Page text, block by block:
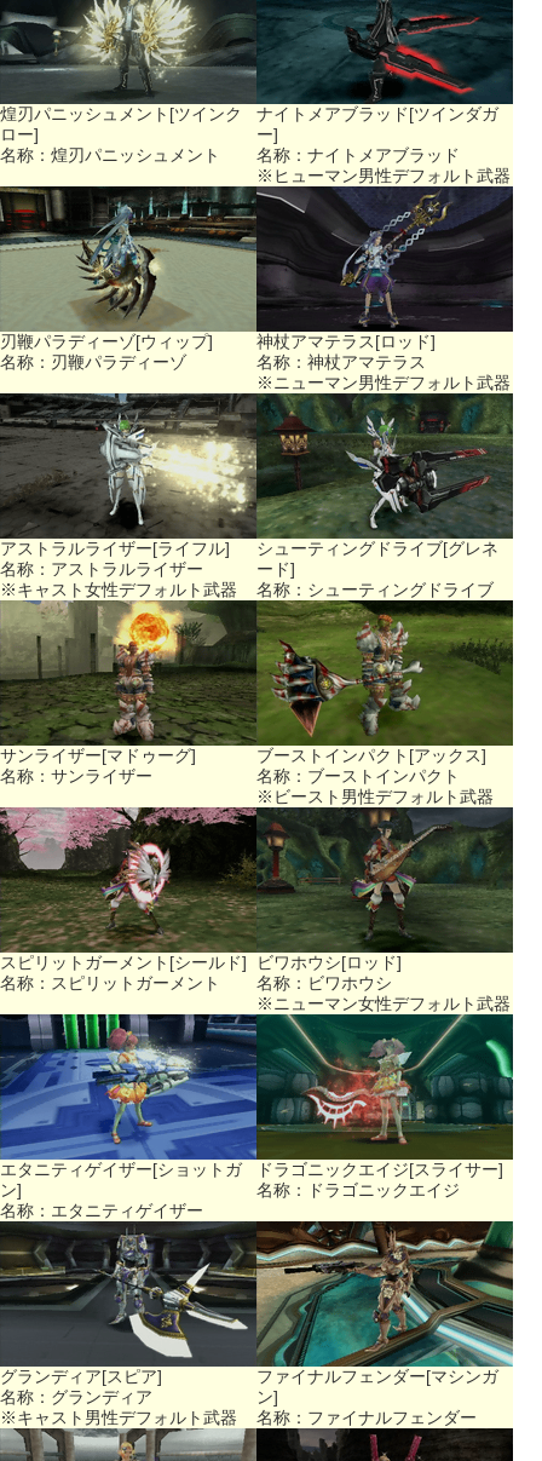
煌刃パニッシュメント[ツインク
ロー]
名称：煌刃パニッシュメント
ナイトメアブラッド[ツインダガ
ー]
名称：ナイトメアブラッド
※ヒューマン男性デフォルト武器
刃鞭パラディーゾ[ウィップ]
名称：刃鞭パラディーゾ
神杖アマテラス[ロッド]
名称：神杖アマテラス
※ニューマン男性デフォルト武器
アストラルライザー[ライフル]
名称：アストラルライザー
※キャスト女性デフォルト武器
シューティングドライブ[グレネ
ード]
名称：シューティングドライブ
サンライザー[マドゥーグ]
名称：サンライザー
ブーストインパクト[アックス]
名称：ブーストインパクト
※ビースト男性デフォルト武器
スピリットガーメント[シールド]
名称：スピリットガーメント
ビワホウシ[ロッド]
名称：ビワホウシ
※ニューマン女性デフォルト武器
エタニティゲイザー[ショットガ
ン]
名称：エタニティゲイザー
ドラゴニックエイジ[スライサー]
名称：ドラゴニックエイジ
グランディア[スピア]
名称：グランディア
※キャスト男性デフォルト武器
ファイナルフェンダー[マシンガ
ン]
名称：ファイナルフェンダー